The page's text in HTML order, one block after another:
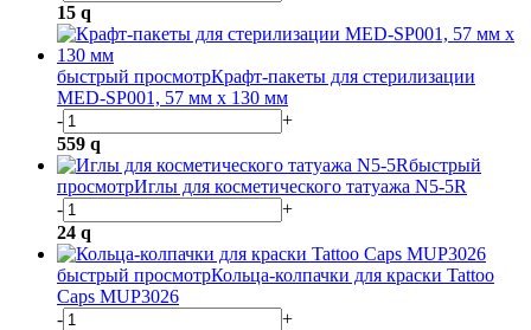
15 q
быстрый просмотрКрафт-пакеты для стерилизации
MED-SP001, 57 мм х 130 мм
-
+
559 q
быстрый
просмотрИглы для косметического татуажа N5-5R
-
+
24 q
быстрый просмотрКольца-колпачки для краски Tattoo
Caps MUP3026
-
+